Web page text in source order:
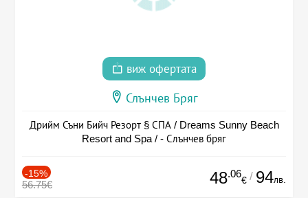
виж офертата
Слънчев Бряг
Дрийм Съни Бийч Резорт § СПА / Dreams Sunny Beach
Resort and Spa / - Слънчев бряг
-15%
56.75€ 48.06
€ / 94лв.